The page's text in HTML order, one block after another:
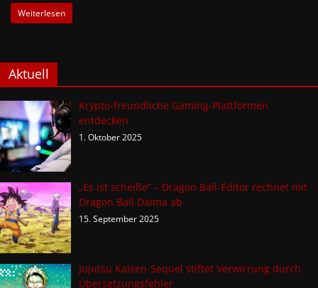
Weiterlesen
Aktuell
Krypto-freundliche Gaming-Plattformen
entdecken
1. Oktober 2025
„Es ist scheiße“ – Dragon Ball-Editor rechnet mit
Dragon Ball Daima ab
15. September 2025
Jujutsu Kaisen-Sequel stiftet Verwirrung durch
Übersetzungsfehler